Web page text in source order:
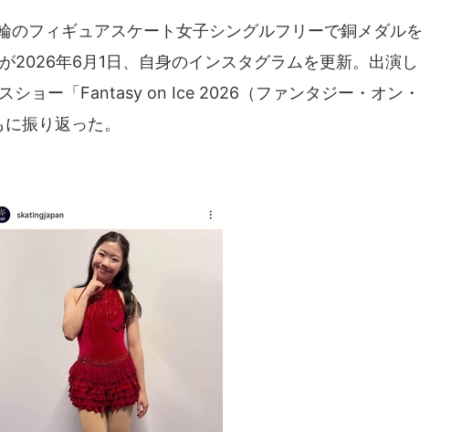
のフィギュアスケート女子シングルフリーで銅メダルを
2026年6月1日、自身のインスタグラムを更新。出演し
ショー「Fantasy on Ice 2026（ファンタジー・オン・
振り返った。